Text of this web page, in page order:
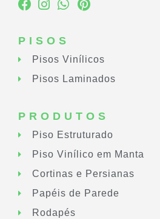
PISOS
Pisos Vinílicos
Pisos Laminados
PRODUTOS
Piso Estruturado
Piso Vinílico em Manta
Cortinas e Persianas
Papéis de Parede
Rodapés